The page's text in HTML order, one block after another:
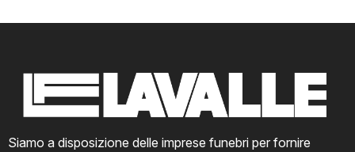
Siamo a disposizione delle imprese funebri per fornire